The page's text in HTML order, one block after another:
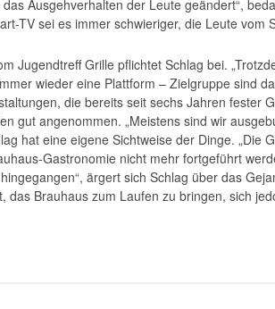
das Ausgehverhalten der Leute geändert“,
TV sei es immer schwieriger, die Leute vom
Jugendtreff Grille pflichtet Schlag bei.
wieder eine Plattform – Zielgruppe sind
die bereits seit sechs Jahren fester
gut angenommen. „Meistens sind wir
hat eine eigene Sichtweise der Dinge. „Die
Gastronomie nicht mehr fortgeführt
ärgert sich Schlag über das
das Brauhaus zum Laufen zu bringen, sich